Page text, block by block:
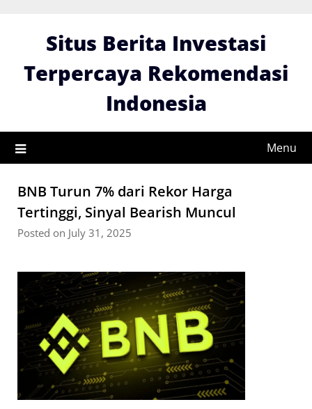
Situs Berita Investasi
Terpercaya Rekomendasi
Indonesia
Menu
BNB Turun 7% dari Rekor Harga
Tertinggi, Sinyal Bearish Muncul
Posted on July 31, 2025